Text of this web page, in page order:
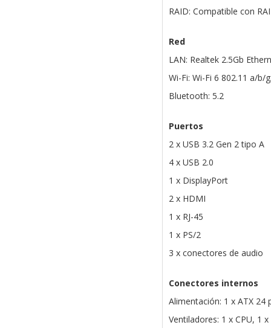
RAID: Compatible con
Red
LAN: Realtek 2.5Gb
Wi-Fi: Wi-Fi 6 802.11 a/b/
Bluetooth: 5.2
Puertos
2 x USB 3.2 Gen 2 tipo A
4 x USB 2.0
1 x DisplayPort
2 x HDMI
1 x RJ-45
1 x PS/2
3 x conectores de audio
Conectores internos
Alimentación: 1 x ATX 24
Ventiladores: 1 x CPU, 1